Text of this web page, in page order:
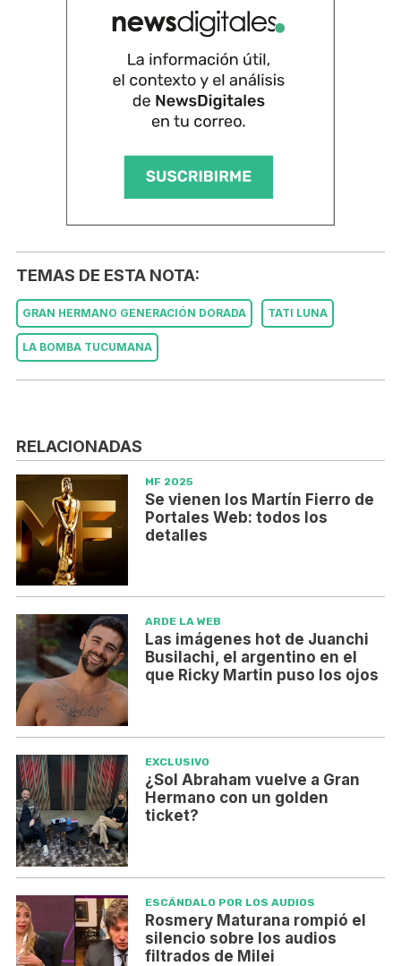
TEMAS DE ESTA NOTA:
GRAN HERMANO GENERACIÓN DORADA TATI LUNA
LA BOMBA TUCUMANA
RELACIONADAS
MF 2025
Se vienen los Martín Fierro de
Portales Web: todos los
detalles
ARDE LA WEB
Las imágenes hot de Juanchi
Busilachi, el argentino en el
que Ricky Martin puso los ojos
EXCLUSIVO
¿Sol Abraham vuelve a Gran
Hermano con un golden
ticket?
ESCÁNDALO POR LOS AUDIOS
Rosmery Maturana rompió el
silencio sobre los audios
filtrados de Milei